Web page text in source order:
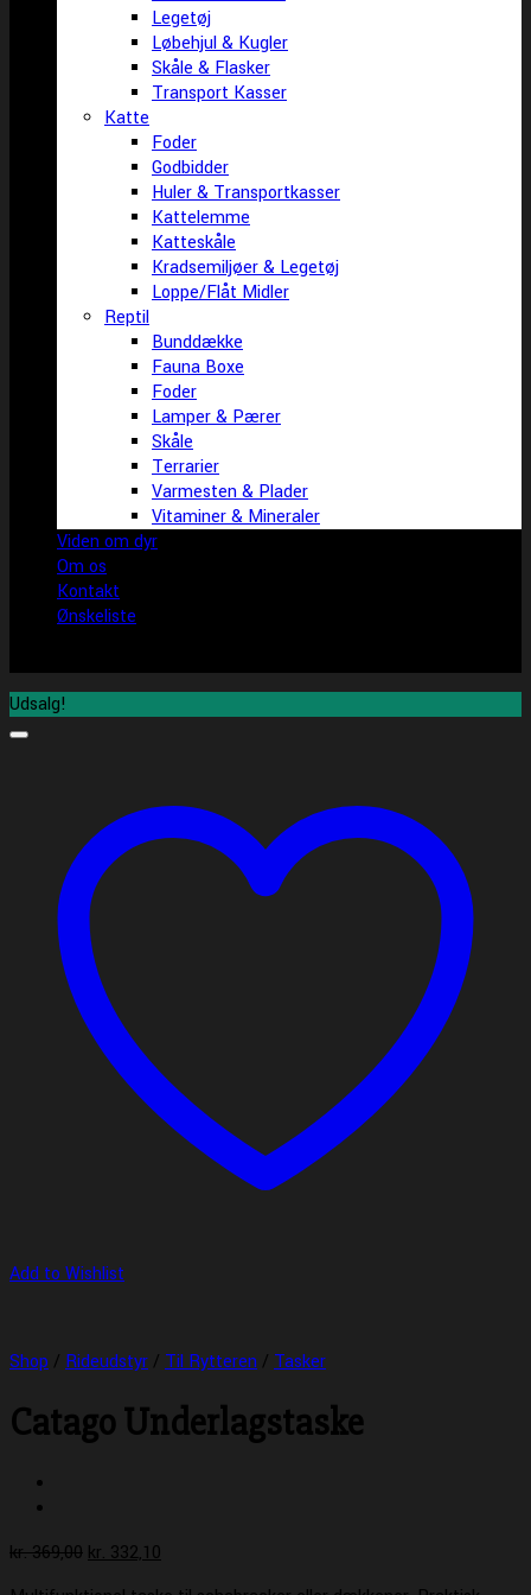
Legetøj
Løbehjul & Kugler
Skåle & Flasker
Transport Kasser
Katte
Foder
Godbidder
Huler & Transportkasser
Kattelemme
Katteskåle
Kradsemiljøer & Legetøj
Loppe/Flåt Midler
Reptil
Bunddække
Fauna Boxe
Foder
Lamper & Pærer
Skåle
Terrarier
Varmesten & Plader
Vitaminer & Mineraler
Viden om dyr
Om os
Kontakt
Ønskeliste
Udsalg!
Add to Wishlist
Shop / Rideudstyr / Til Rytteren / Tasker
Catago Underlagstaske
kr.369,00 Den
kr. 332,10